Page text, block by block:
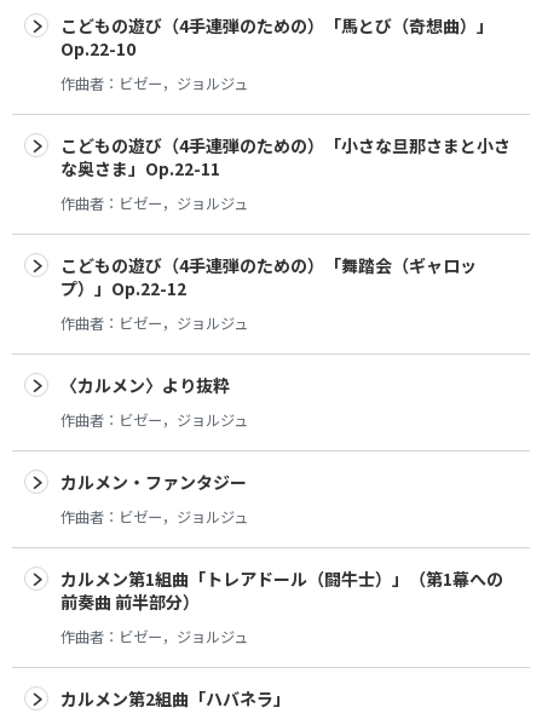
こどもの遊び（4手連弾のための）「馬とび（奇想曲）」
Op.22-10
作曲者： ビゼー，ジョルジュ
こどもの遊び（4手連弾のための）「小さな旦那さまと小さ
な奥さま」Op.22-11
作曲者： ビゼー，ジョルジュ
こどもの遊び（4手連弾のための）「舞踏会（ギャロッ
プ）」Op.22-12
作曲者： ビゼー，ジョルジュ
〈カルメン〉より抜粋
作曲者： ビゼー，ジョルジュ
カルメン・ファンタジー
作曲者： ビゼー，ジョルジュ
カルメン第1組曲「トレアドール（闘牛士）」（第1幕への
前奏曲 前半部分）
作曲者： ビゼー，ジョルジュ
カルメン第2組曲「ハバネラ」